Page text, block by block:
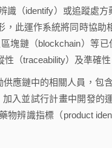
（identify）或追蹤處方
此運作系統將同時協助
塊鏈（blockchain）等
（traceability）及準確性
鏈中的相關人員，包
入並試行計畫中開發的
辨識指標（product